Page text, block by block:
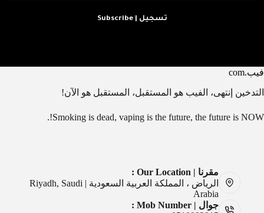
تسجيل | Subscribe
فيب.com
التدخين إنتهى، الفيب هو المستقبل، المستقبل هو الآن!
Smoking is dead, vaping is the future, the future is NOW!.
مقرنا | Our Location :
الرياض ، المملكة العربية السعودية | Riyadh, Saudi
Arabia
جوال | Mob Number :